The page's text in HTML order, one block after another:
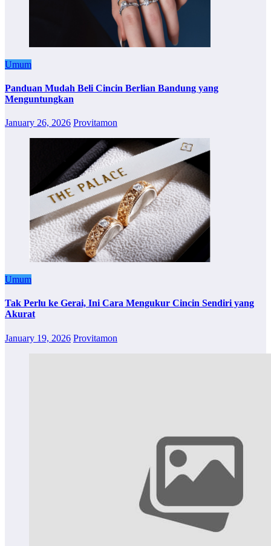
Umum
Panduan Mudah Beli Cincin Berlian Bandung yang
Menguntungkan
January 26, 2026 Provitamon
Umum
Tak Perlu ke Gerai, Ini Cara Mengukur Cincin Sendiri yang
Akurat
January 19, 2026 Provitamon